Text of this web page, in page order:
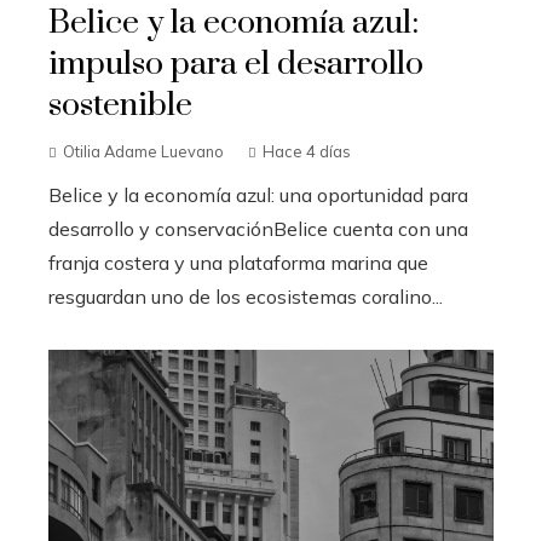
Belice y la economía azul:
impulso para el desarrollo
sostenible
Otilia Adame Luevano Hace 4 días
Belice y la economía azul: una oportunidad para
desarrollo y conservaciónBelice cuenta con una
franja costera y una plataforma marina que
resguardan uno de los ecosistemas coralino...